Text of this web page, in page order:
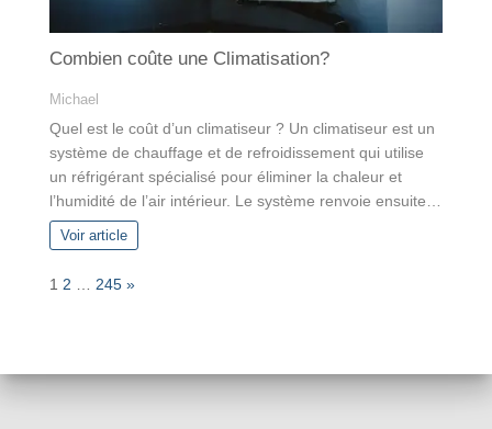
Combien coûte une Climatisation?
Michael
Quel est le coût d’un climatiseur ? Un climatiseur est un
système de chauffage et de refroidissement qui utilise
un réfrigérant spécialisé pour éliminer la chaleur et
l’humidité de l’air intérieur. Le système renvoie ensuite…
Voir article
P
:
1 2 … 245 N
»